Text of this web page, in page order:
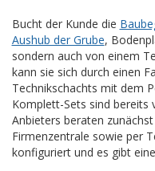
Bucht der Kunde die
Aushub der Grube,
sondern auch von einem
kann sie sich durch einen
Technikschachts mit dem
Komplett-Sets sind bereits
Anbieters beraten
Firmenzentrale sowie per
konfiguriert und es gibt